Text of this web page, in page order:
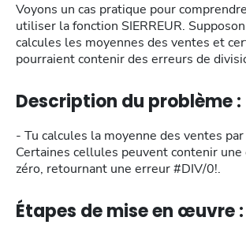
Voyons un cas pratique pour
utiliser la fonction SIERREUR.
calcules les moyennes des ventes et
pourraient contenir des erreurs de
Description du problème :
- Tu calcules la moyenne des ventes
Certaines cellules peuvent contenir une
zéro, retournant une erreur #DIV/0!.
Étapes de mise en œuvre :